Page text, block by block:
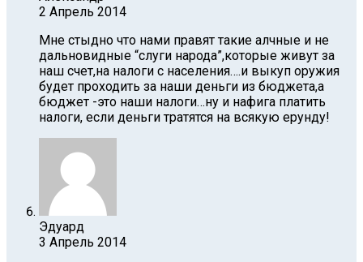
2 Апрель 2014
Мне стыдно что нами правят такие алчные и не
дальновидные “слуги народа”,которые живут за
наш счет,на налоги с населения….и выкуп оружия
будет проходить за наши деньги из бюджета,а
бюджет -это наши налоги…ну и нафига платить
налоги, если деньги тратятся на всякую ерунду!
Эдуард
3 Апрель 2014